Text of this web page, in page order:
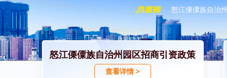
怒江傈僳族自治
怒江傈僳族自治州园区招商引资政策
查看详情 >